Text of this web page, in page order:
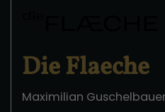
Die Flaeche
Maximilian